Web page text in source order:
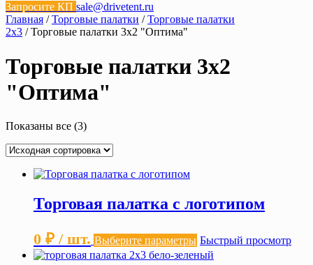
Запросите КП sale@drivetent.ru
Главная /Торговые палатки /Торговые палатки
2х3 / Торговые палатки 3х2 "Оптима"
Торговые палатки 3х2
"Оптима"
Показаны все (3)
Торговая палатка с логотипом
0 ₽ / шт. Выберите параметры товар
имеет
Быстрый просмотр